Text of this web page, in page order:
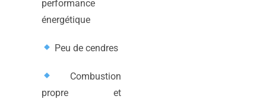
performance
énergétique
Peu de cendres
Combustion
propre et